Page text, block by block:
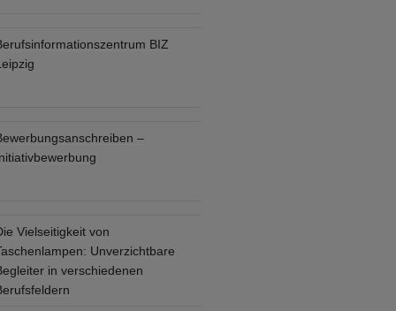
BIZ
–
Vielseitigkeit von
Unverzichtbare
in verschiedenen